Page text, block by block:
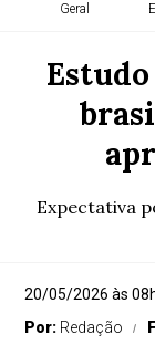
Geral
Expectativa
20/05/2026 às
Por: Redação